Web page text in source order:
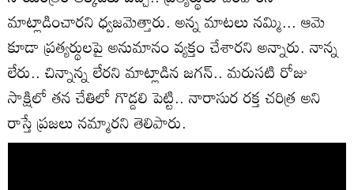
మాట్లాడించారని ధ్వజమెత్తారు. అన్న మాటలు నమ్మి... ఆమె
కూడా ప్రత్యర్థులపై అనుమానం వ్యక్తం చేశారని అన్నారు. నాన్న
లేరు.. చిన్నాన్న లేరని మాట్లాడిన జగన్.. మరుసటి రోజు
సాక్షిలో తన చేతిలో గొడ్డలి పెట్టి.. నారాసుర రక్త చరిత్ర అని
రాస్తే ప్రజలు నమ్మారని తెలిపారు.